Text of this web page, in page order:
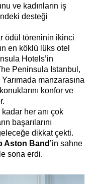
ve kadınların iş
desteği
ödül töreninin ikinci
en köklü lüks otel
Hotels’in
Peninsula Istanbul,
Yarımada manzarasına
konfor ve
kadar her anı çok
başarılarını
dikkat çekti.
Aston Band ’in sahne
sona erdi.